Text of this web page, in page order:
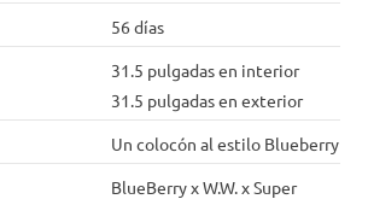
56 días
31.5 pulgadas en interior
31.5 pulgadas en exterior
Un colocón al estilo Blueberry
BlueBerry x W.W. x Super